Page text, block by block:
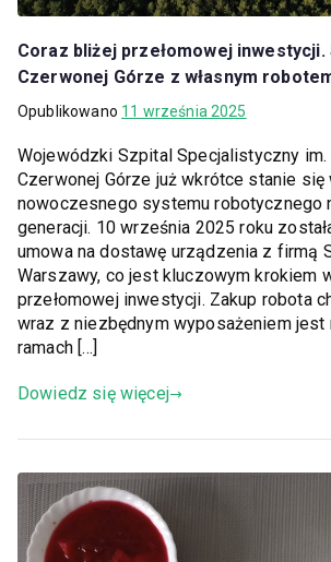
Coraz bliżej przełomowej inwestycji.
Czerwonej Górze z własnym
Opublikowano 11 września 2025
Wojewódzki Szpital Specjalistyczny im.
Czerwonej Górze już wkrótce stanie się
nowoczesnego systemu robotycznego
generacji. 10 września 2025 roku
umowa na dostawę urządzenia z firmą
Warszawy, co jest kluczowym krokiem
przełomowej inwestycji. Zakup robota
wraz z niezbędnym wyposażeniem jest
ramach […]
Dowiedz się więcej